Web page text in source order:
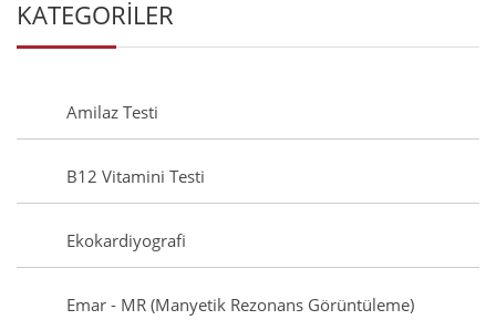
KATEGORİLER
Amilaz Testi
B12 Vitamini Testi
Ekokardiyografi
Emar - MR (Manyetik Rezonans Görüntüleme)